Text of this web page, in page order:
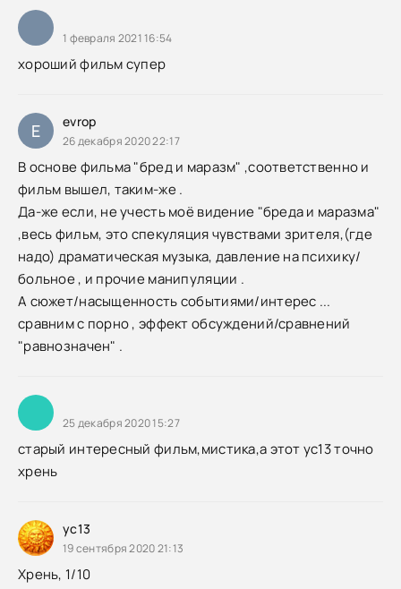
1 февраля 2021 16:54
хороший фильм супер
E evrop
26 декабря 2020 22:17
В основе фильма "бред и маразм" ,соответственно и
фильм вышел, таким-же .
Да-же если, не учесть моё видение "бреда и маразма"
,весь фильм, это спекуляция чувствами зрителя,(где
надо) драматическая музыка, давление на психику/
больное , и прочие манипуляции .
А сюжет/насыщенность событиями/интерес ...
сравним с порно , эффект обсуждений/сравнений
"равнозначен" .
25 декабря 2020 15:27
старый интересный фильм,мистика,а этот ус13 точно
хрень
yc13
19 сентября 2020 21:13
Хрень, 1/10